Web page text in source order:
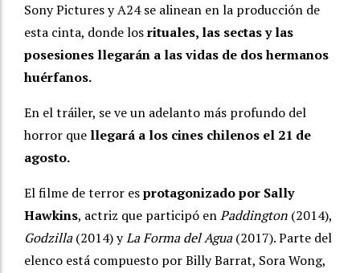
Sony Pictures y A24 se alinean en la producción de
esta cinta, donde losrituales, las sectas y las
posesiones llegarán a las vidas de dos hermanos
huérfanos.
En el tráiler, se ve un adelanto más profundo del
horror que llegará a los cines chilenos el 21 de
agosto.
El filme de terror esprotagonizado por Sally
Hawkins, actriz que participó enPaddington (2014),
Godzilla(2014) yLa Forma del Agua(2017). Parte del
elenco está compuesto por Billy Barrat, Sora Wong,